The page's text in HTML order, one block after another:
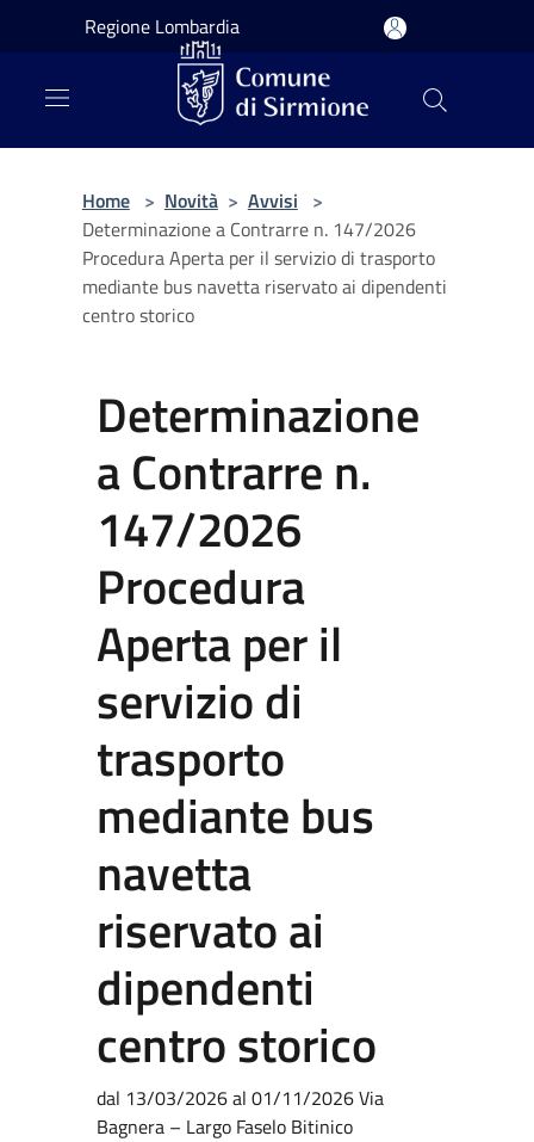
Salta al contenuto principale
Regione Lombardia
Home > Novità > Avvisi >
Determinazione a Contrarre n. 147/2026
Procedura Aperta per il servizio di trasporto
mediante bus navetta riservato ai dipendenti
centro storico
Determinazione
a Contrarre n.
147/2026
Procedura
Aperta per il
servizio di
trasporto
mediante bus
navetta
riservato ai
dipendenti
centro storico
dal 13/03/2026 al 01/11/2026 Via
Bagnera – Largo Faselo Bitinico